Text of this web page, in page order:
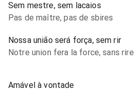
Sem mestre, sem lacaios
Pas de maître, pas de sbires
Nossa união será força, sem rir
Notre union fera la force, sans rire
Amável à vontade